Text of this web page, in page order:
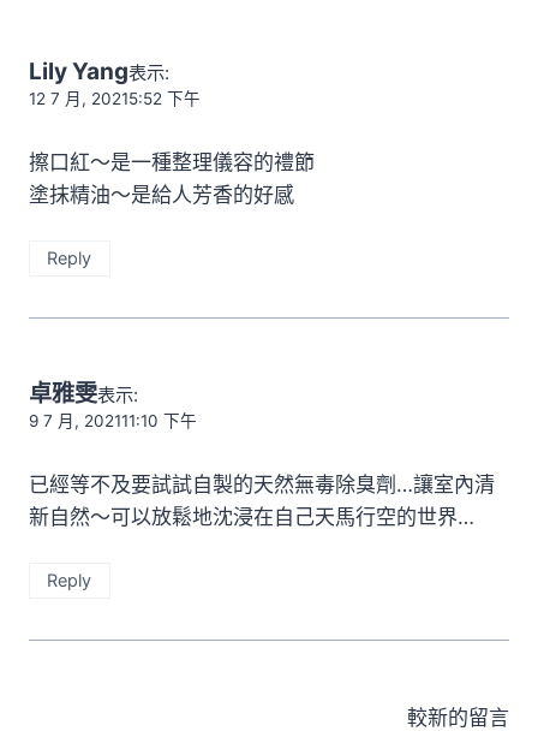
Lily Yang表示:
12 7 月, 20215:52 下午
擦口紅～是一種整理儀容的禮節
塗抹精油～是給人芳香的好感
Reply
卓雅雯表示:
9 7 月, 202111:10 下午
已經等不及要試試自製的天然無毒除臭劑…讓室內清
新自然～可以放鬆地沈浸在自己天馬行空的世界…
Reply
較新的留言